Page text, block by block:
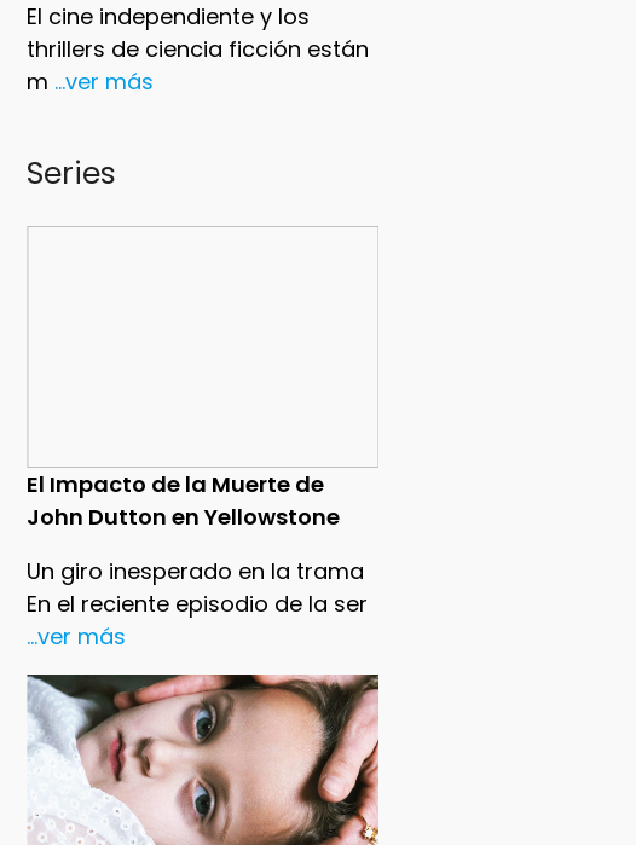
El cine independiente y los
thrillers de ciencia ficción están
m ...ver más
Series
El Impacto de la Muerte de
John Dutton en Yellowstone
Un giro inesperado en la trama
En el reciente episodio de la ser
...ver más